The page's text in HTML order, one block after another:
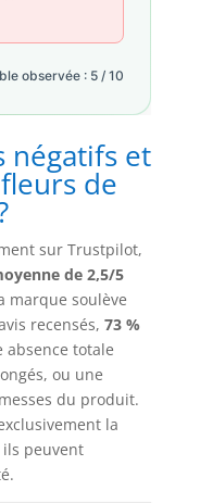
observée : 5 / 10
négatifs et
de
sur Trustpilot,
de 2,5/5
marque soulève
recensés, 73 %
absence totale
ou une
du produit.
la
peuvent